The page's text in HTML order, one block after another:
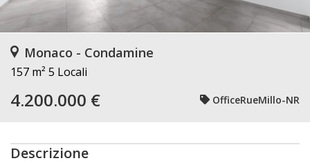
Monaco - Condamine
157 m² 5 Locali
4.200.000 € OfficeRueMillo-NR
Descrizione